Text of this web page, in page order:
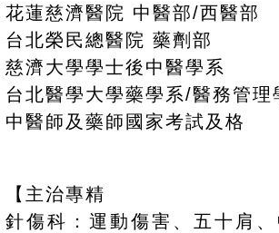
花蓮慈濟醫院 中醫部/西醫部
台北榮民總醫院 藥劑部
慈濟大學學士後中醫學系
台北醫學大學藥學系/醫務管理
中醫師及藥師國家考試及格
【主治專精
針傷科：運動傷害、五十肩、